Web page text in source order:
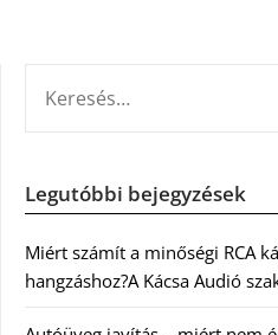
Legutóbbi bejegyzések
Miért számít a minőségi RCA
hangzáshoz?A Kácsa Audió